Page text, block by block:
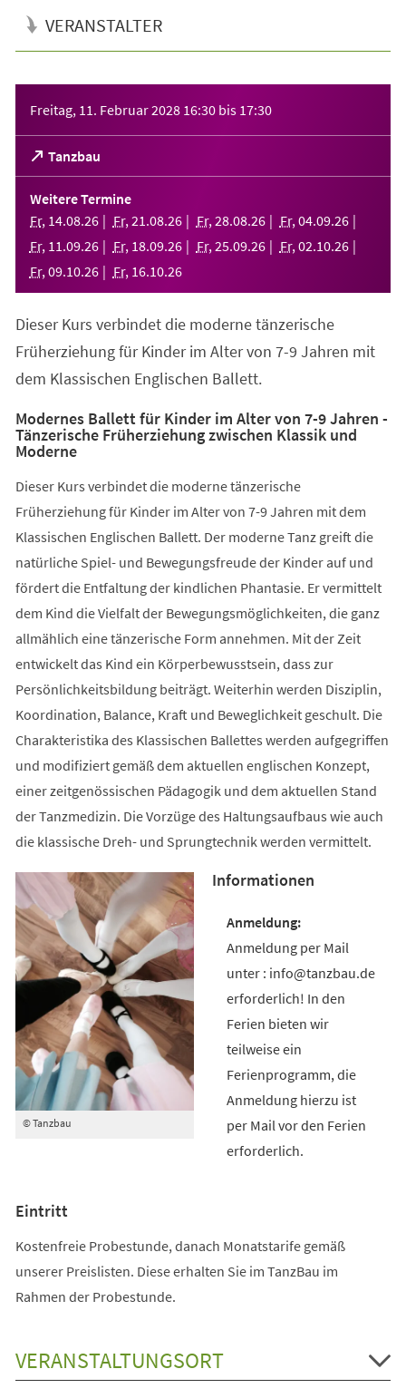
VERANSTALTER
Freitag, 11. Februar 2028 16:30 bis 17:30
Tanzbau
(Öffnet
in
einem
neuen
Tab)
Weitere Termine
Fr, 14.08.26 Fr, 21 .08.26 Fr, 28.08.26 Fr, 04.09.26
Fr, 11 .09.26 Fr, 18.09.26 Fr, 25.09.26 Fr, 02.10.26
Fr, 09.10.26 Fr, 16.10.26
Dieser Kurs verbindet die moderne tänzerische
Früherziehung für Kinder im Alter von 7-9 Jahren mit
dem Klassischen Englischen Ballett.
Modernes Ballett für Kinder im Alter von 7-9 Jahren -
Tänzerische Früherziehung zwischen Klassik und
Moderne
Dieser Kurs verbindet die moderne tänzerische
Früherziehung für Kinder im Alter von 7-9 Jahren mit dem
Klassischen Englischen Ballett. Der moderne Tanz greift die
natürliche Spiel- und Bewegungsfreude der Kinder auf und
fördert die Entfaltung der kindlichen Phantasie. Er vermittelt
dem Kind die Vielfalt der Bewegungsmöglichkeiten, die ganz
allmählich eine tänzerische Form annehmen. Mit der Zeit
entwickelt das Kind ein Körperbewusstsein, dass zur
Persönlichkeitsbildung beiträgt. Weiterhin werden Disziplin,
Koordination, Balance, Kraft und Beweglichkeit geschult. Die
Charakteristika des Klassischen Ballettes werden aufgegriffen
und modifiziert gemäß dem aktuellen englischen Konzept,
einer zeitgenössischen Pädagogik und dem aktuellen Stand
der Tanzmedizin. Die Vorzüge des Haltungsaufbaus wie auch
die klassische Dreh- und Sprungtechnik werden vermittelt.
© Tanzbau
Informationen
Anmeldung per Mail
unter : info@tanzbau.de
erforderlich! In den
Ferien bieten wir
teilweise ein
Ferienprogramm, die
Anmeldung hierzu ist
per Mail vor den Ferien
erforderlich.
Eintritt
Kostenfreie Probestunde, danach Monatstarife gemäß
unserer Preislisten. Diese erhalten Sie im TanzBau im
Rahmen der Probestunde.
VERANSTALTUNGSORT